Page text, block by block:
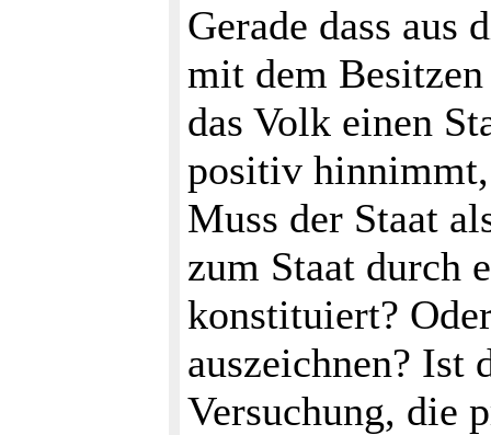
Gerade dass
mit dem
das Volk einen
positiv
Muss der Staat
zum Staat durch
konstituiert?
auszeichnen? Ist
Versuchung, die